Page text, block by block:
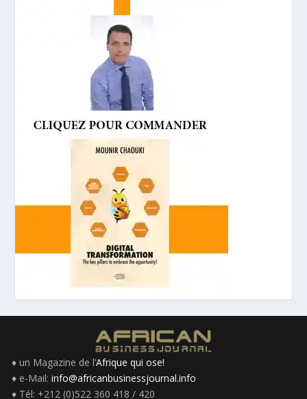
♦ un Magazine de l’Afrique qui ose!
♦ e-Mail: info@africanbusinessjournal.info
♦ Tél: +212 (0)522 360 418 / 420